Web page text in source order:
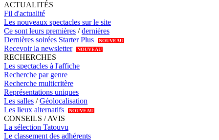
ACTUALITÉS
Fil d'actualité
Les nouveaux spectacles sur le site
Ce sont leurs premières /dernières
Dernières soirées Starter Plus
NOUVEAU
Recevoir la newsletter NOUVEAU
RECHERCHES
Les spectacles à l'affiche
Recherche par genre
Recherche multicritère
Représentations uniques
Les salles /Géolocalisation
Les lieux alternatifs
NOUVEAU
CONSEILS / AVIS
La sélection Tatouvu
Le classement des adhérents